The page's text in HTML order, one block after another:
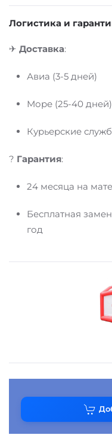
Логистика и
✈ Доставка:
Авиа (3-5 дней)
Море (25-40 дней)
Курьерские
? Гарантия:
24 месяца на
Бесплатная
год